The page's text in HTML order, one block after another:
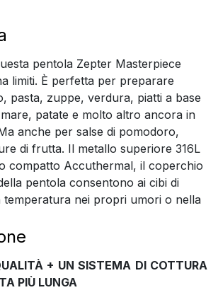
pentola Zepter Masterpiece
limiti. È perfetta per preparare
pasta, zuppe, verdura, piatti a base
patate e molto altro ancora in
anche per salse di pomodoro,
di frutta. Il metallo superiore 316L
compatto Accuthermal, il coperchio
pentola consentono ai cibi di
temperatura nei propri umori o nella
+ UN SISTEMA DI COTTURA
PIÙ LUNGA